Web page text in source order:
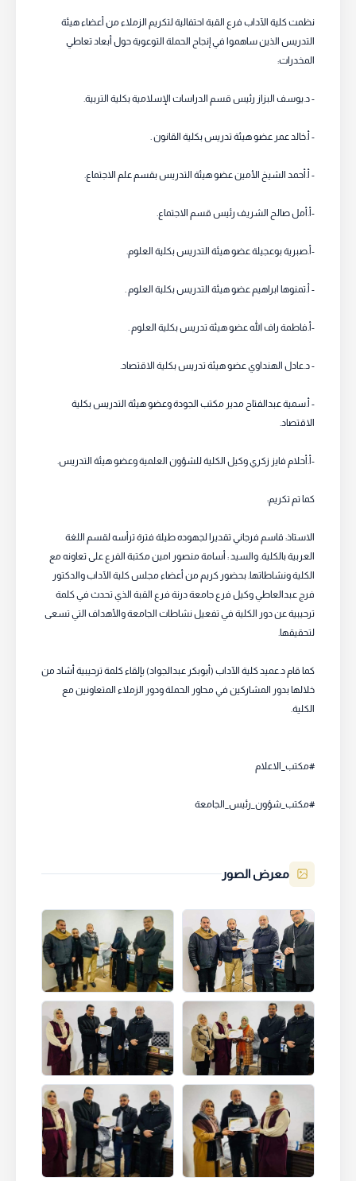
نظمت كلية الآداب فرع القبة احتفالية لتكريم الزملاء من أعضاء هيئة
التدريس الذين ساهموا في إنجاح الحملة التوعوية حول أبعاد تعاطي
المخدرات:
- د.يوسف البزاز رئيس قسم الدراسات الإسلامية بكلية التربية.
- أ.خالد عمر عضو هيئة تدريس بكلية القانون .
- أ.أحمد الشيخ الأمين عضو هيئة التدريس بقسم علم الاجتماع.
-أ.أمل صالح الشريف رئيس قسم الاجتماع.
-أ.صبرية بوعجيلة عضو هيئة التدريس بكلية العلوم.
- أ.تمنوها ابراهيم عضو هيئة التدريس بكلية العلوم .
-أ.فاطمة راف الله عضو هيئة تدريس بكلية العلوم .
- د.عادل الهنداوي عضو هيئة تدريس بكلية الاقتصاد.
- أ.سمية عبدالفتاح مدير مكتب الجودة وعضو هيئة التدريس بكلية
الاقتصاد.
-أ.أحلام فايز زكري وكيل الكلية للشؤون العلمية وعضو هيئة التدريس.
كما تم تكريم:
الاستاذ: قاسم فرجاني تقديرا لجهوده طيلة فترة ترأسه لقسم اللغة
العربية بالكلية. والسيد : أسامة منصور امين مكتبة الفرع على تعاونه مع
الكلية ونشاطاتها. بحضور كريم من أعضاء مجلس كلية الآداب والدكتور
فرج عبدالعاطي وكيل فرع جامعة درنة فرع القبة الذي تحدث في كلمة
ترحيبية عن دور الكلية في تفعيل نشاطات الجامعة والأهداف التي تسعى
لتحقيقها.
كما قام د.عميد كلية الآداب (أبوبكر عبدالجواد) بإلقاء كلمة ترحيبية أشاد من
خلالها بدور المشاركين في محاور الحملة ودور الزملاء المتعاونين مع
الكلية.
#مكتب_الاعلام
#مكتب_شؤون_رئيس_الجامعة
معرض الصور